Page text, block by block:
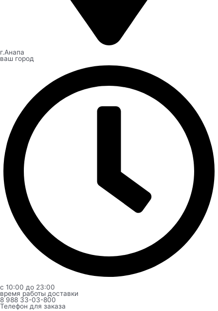
г.Анапа
ваш город
с 10:00 до 23:00
время работы доставки
8 988 33-03-800
Телефон для заказа